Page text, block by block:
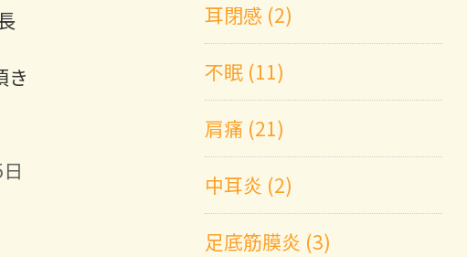
き
耳閉感 (2)
不眠 (11)
肩痛 (21)
中耳炎 (2)
足底筋膜炎 (3)